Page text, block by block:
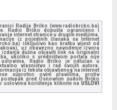
Radija Brčko (www.radiobrcko.ba)
Radio Brčko dopušta ograničeno i
internet stranice u drugim medijima.
iz pojedinih članaka sa Internet
isključivo kao kratku vijest od
uz obavezno navođenje izvora
dužna objaviti link na originalni
ukoliko s uredništvom portala nije
Radio Brčko je odlučan u
vlasništvo i rad svojih autora.
iz teksta objavljenog na internet
suprotno ovim pravilima, protiv
pred Osnovnim sudom Brčko
uslovima korištenja kliknite na USLOVI